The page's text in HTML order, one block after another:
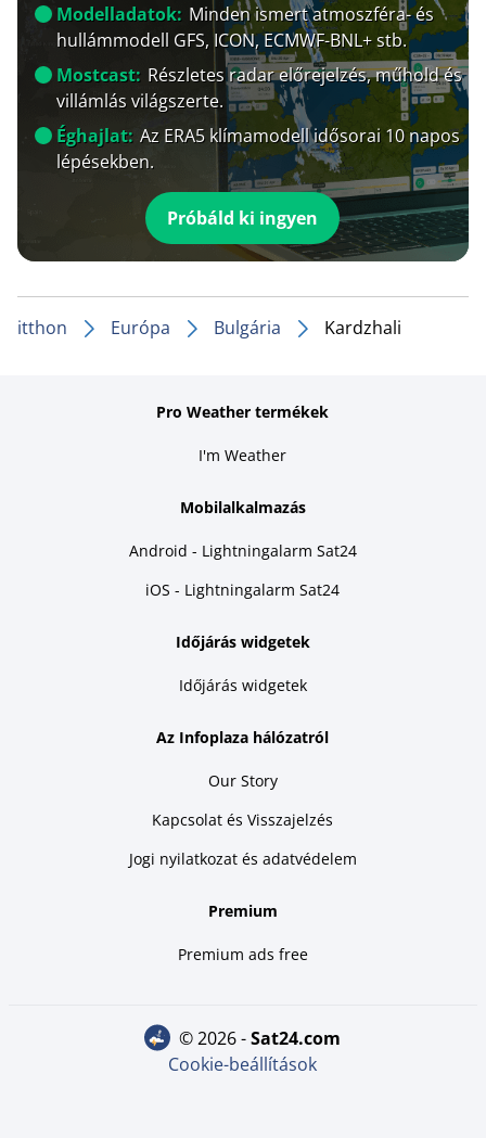
Modelladatok: Minden ismert atmoszféra- és
hullámmodell GFS, ICON, ECMWF-BNL+ stb.
Mostcast: Részletes radar előrejelzés, műhold és
villámlás világszerte.
Éghajlat: Az ERA5 klímamodell idősorai 10 napos
lépésekben.
Próbáld ki ingyen
itthon Európa Bulgária Kardzhali
Pro Weather termékek
I'm Weather
Mobilalkalmazás
Android - Lightningalarm Sat24
iOS - Lightningalarm Sat24
Időjárás widgetek
Időjárás widgetek
Az Infoplaza hálózatról
Our Story
Kapcsolat és Visszajelzés
Jogi nyilatkozat és adatvédelem
Premium
Premium ads free
© 2026 - sat24.com
Cookie-beállítások